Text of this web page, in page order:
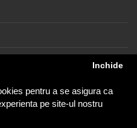
pentru a se asigura ca
pe site-ul nostru
Inchide